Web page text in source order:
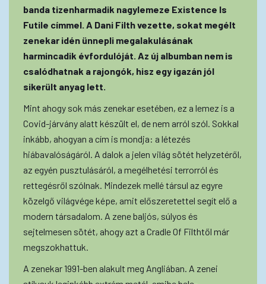
banda tizenharmadik nagylemeze Existence Is
Futile címmel. A Dani Filth vezette, sokat megélt
zenekar idén ünnepli megalakulásának
harmincadik évfordulóját. Az új albumban nem is
csalódhatnak a rajongók, hisz egy igazán jól
sikerült anyag lett.
Mint ahogy sok más zenekar esetében, ez a lemez is a
Covid-járvány alatt készült el, de nem arról szól. Sokkal
inkább, ahogyan a cím is mondja: a létezés
hiábavalóságáról. A dalok a jelen világ sötét helyzetéről,
az egyén pusztulásáról, a megélhetési terrorról és
rettegésről szólnak. Mindezek mellé társul az egyre
közelgő világvége képe, amit előszeretettel segít elő a
modern társadalom. A zene baljós, súlyos és
sejtelmesen sötét, ahogy azt a Cradle Of Filthtől már
megszokhattuk.
A zenekar 1991-ben alakult meg Angliában. A zenei